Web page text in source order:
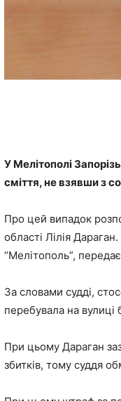
У Мелітополі
сміття, не взявши з
Про цей випадок
області Лілія
“Мелітополь”, передає
За словами судді,
перебувала на вулиці
При цьому Дараган
збитків, тому суддя